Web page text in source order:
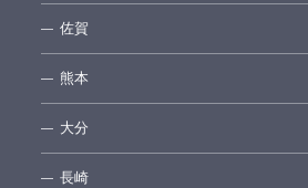
佐賀
熊本
大分
長崎